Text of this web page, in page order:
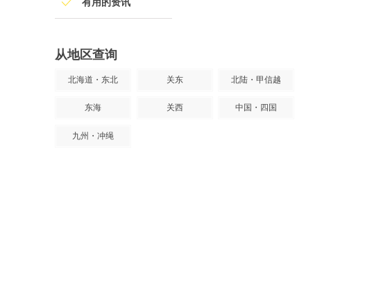
从地区查询
北海道・东北 关东 北陆・甲信越
东海 关西 中国・四国
九州・冲绳